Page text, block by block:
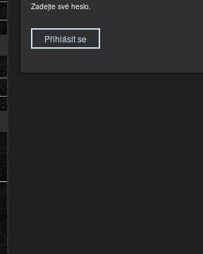
Zadejte své heslo.